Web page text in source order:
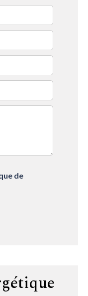
de